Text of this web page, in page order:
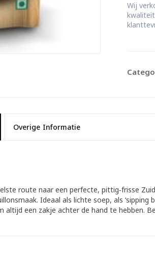
Wij
Overige Informatie
route naar een perfecte, pittig‑frisse
Ideaal als lichte soep, als
altijd een zakje achter de hand te hebben.